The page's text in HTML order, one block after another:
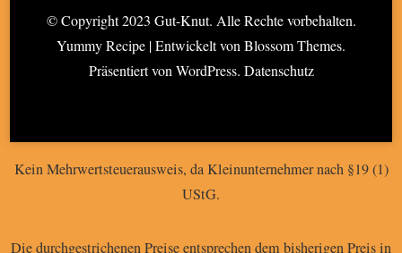
© Copyright 2023 Gut-Knut. Alle Rechte vorbehalten.
Yummy Recipe | Entwickelt von Blossom Themes.
Präsentiert von WordPress. Datenschutz
Kein Mehrwertsteuerausweis, da Kleinunternehmer nach §19 (1)
UStG.
Die durchgestrichenen Preise entsprechen dem bisherigen Preis in